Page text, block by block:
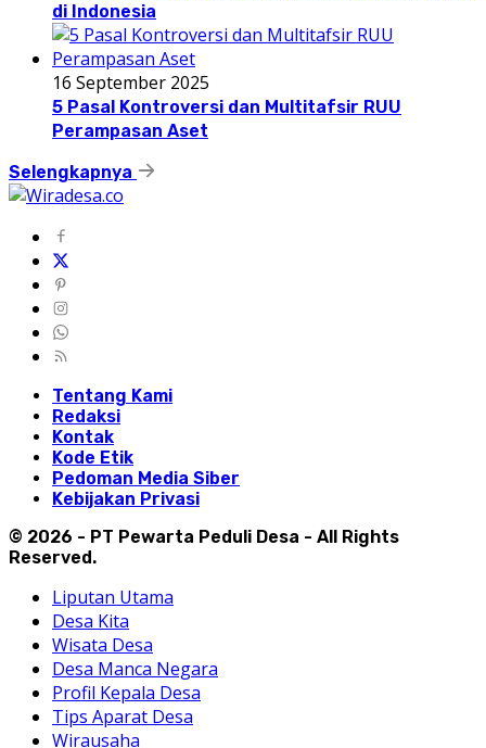
di Indonesia
16 September 2025
5 Pasal Kontroversi dan Multitafsir RUU
Perampasan Aset
Selengkapnya
Tentang Kami
Redaksi
Kontak
Kode Etik
Pedoman Media Siber
Kebijakan Privasi
© 2026 - PT Pewarta Peduli Desa - All Rights
Reserved.
Liputan Utama
Desa Kita
Wisata Desa
Desa Manca Negara
Profil Kepala Desa
Tips Aparat Desa
Wirausaha